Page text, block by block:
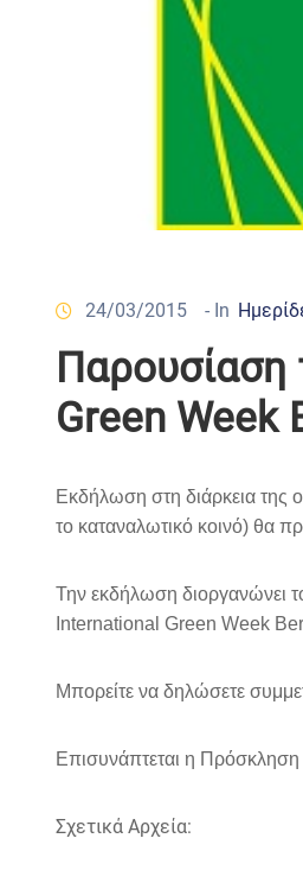
24/03/2015 - In
Green Week
Eκδήλωση στη διάρκεια της
το καταναλωτικό κοινό) θα
Την εκδήλωση διοργανώνει
International Green Week
Μπορείτε να δηλώσετε
Επισυνάπτεται η Πρόσκληση
Σχετικά Αρχεία: